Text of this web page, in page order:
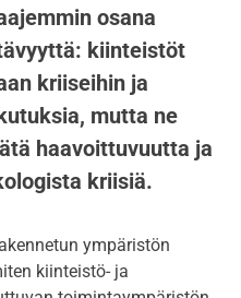
osana
kiinteistöt
kriiseihin ja
mutta ne
haavoittuvuutta ja
kriisiä.
ympäristön
kiinteistö- ja